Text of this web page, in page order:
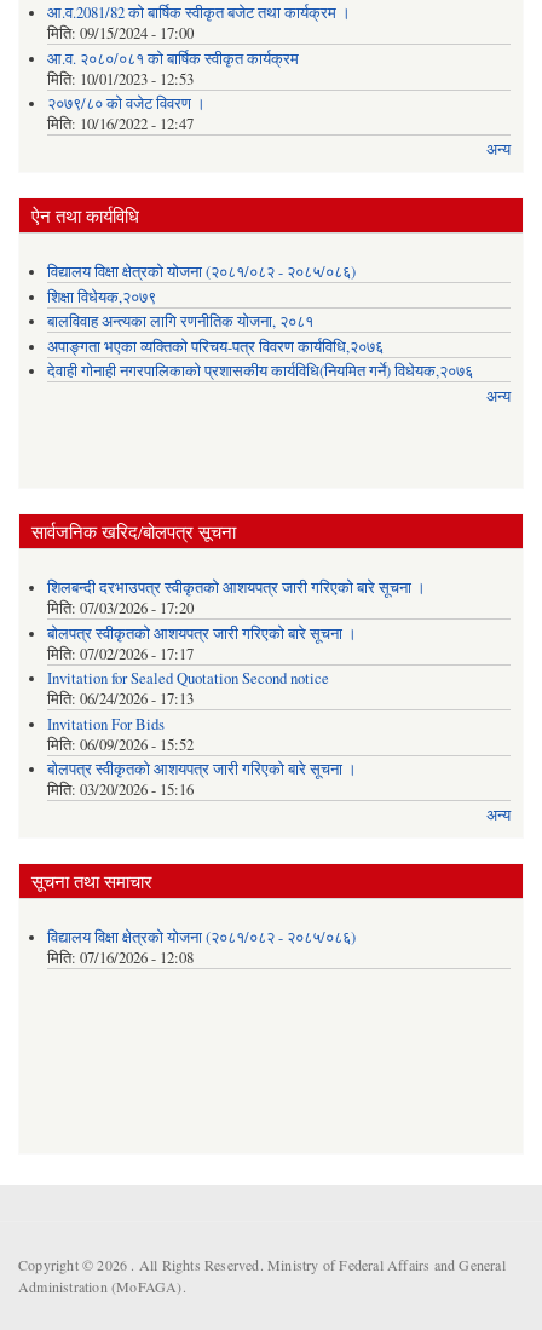
आ.व.2081/82 को बार्षिक स्वीकृत बजेट तथा कार्यक्रम ।
मिति: 09/15/2024 - 17:00
आ.व. २०८०/०८१ को बार्षिक स्वीकृत कार्यक्रम
मिति: 10/01/2023 - 12:53
२०७९/८० को वजेट विवरण ।
मिति: 10/16/2022 - 12:47
अन्य
ऐन तथा कार्यविधि
विद्यालय विक्षा क्षेत्रको योजना (२०८१/०८२ - २०८५/०८६)
शिक्षा विधेयक,२०७९
बालविवाह अन्त्यका लागि रणनीतिक योजना, २०८१
अपाङ्गता भएका व्यक्तिको परिचय-पत्र विवरण कार्यविधि,२०७६
देवाही गोनाही नगरपालिकाको प्रशासकीय कार्यविधि(नियमित गर्ने) विधेयक,२०७६
अन्य
सार्वजनिक खरिद/बोलपत्र सूचना
शिलबन्दी दरभाउपत्र स्वीकृतको आशयपत्र जारी गरिएको बारे सूचना ।
मिति: 07/03/2026 - 17:20
बोलपत्र स्वीकृतको आशयपत्र जारी गरिएको बारे सूचना ।
मिति: 07/02/2026 - 17:17
Invitation for Sealed Quotation Second notice
मिति: 06/24/2026 - 17:13
Invitation For Bids
मिति: 06/09/2026 - 15:52
बोलपत्र स्वीकृतको आशयपत्र जारी गरिएको बारे सूचना ।
मिति: 03/20/2026 - 15:16
अन्य
सूचना तथा समाचार
विद्यालय विक्षा क्षेत्रको योजना (२०८१/०८२ - २०८५/०८६)
मिति: 07/16/2026 - 12:08
Copyright © 2026 . All Rights Reserved. Ministry of Federal Affairs and General
Administration (MoFAGA).